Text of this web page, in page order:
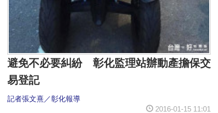
避免不必要糾紛 彰化監理站辦動產擔保交
易登記
記者張文熹／彰化報導
2016-01-15 11:01